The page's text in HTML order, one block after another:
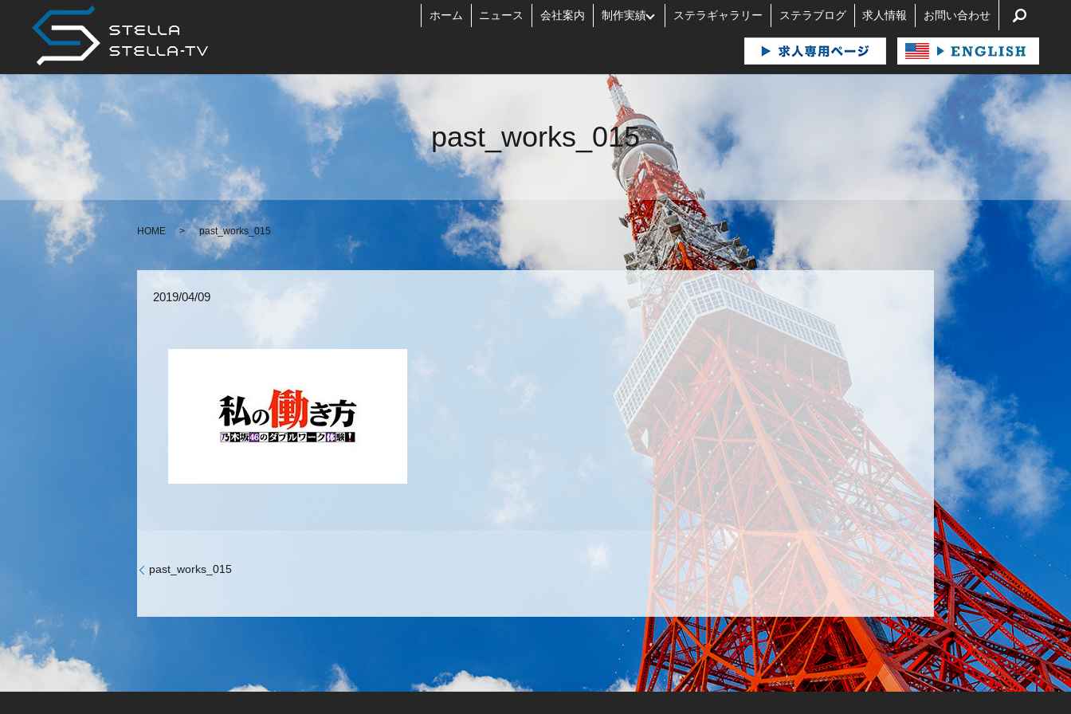
ホーム ニュース 会社案内 制作実績 ステラギャラリー ステラブログ 求人情報 お問い合わせ
past_works_015
HOME past_works_015
2019/04/09
past_works_015